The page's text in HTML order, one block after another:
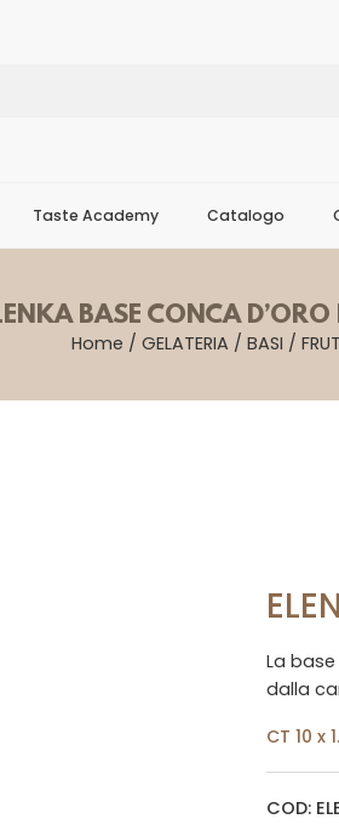
Taste Academy Catalogo
BASE CONCA
Home / GELATERIA / BASI /
La
dalla
CT 10 x
COD: